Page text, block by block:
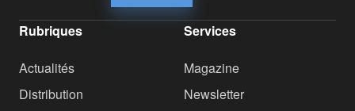
Rubriques
Actualités
Distribution
Services
Magazine
Newsletter